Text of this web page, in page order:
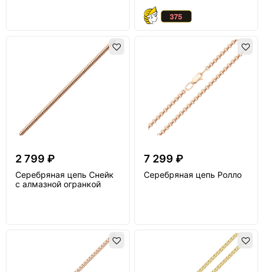
2 799 ₽
Серебряная цепь Снейк
с алмазной огранкой
7 299 ₽
Серебряная цепь Ролло